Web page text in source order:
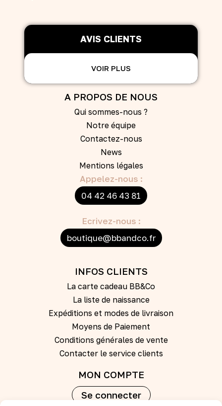
AVIS CLIENTS
VOIR PLUS
A PROPOS DE NOUS
Qui sommes-nous ?
Notre équipe
Contactez-nous
News
Mentions légales
Appelez-nous :
04 42 46 43 81
Ecrivez-nous :
boutique@bbandco.fr
INFOS CLIENTS
La carte cadeau BB&Co
La liste de naissance
Expéditions et modes de livraison
Moyens de Paiement
Conditions générales de vente
Contacter le service clients
MON COMPTE
Se connecter